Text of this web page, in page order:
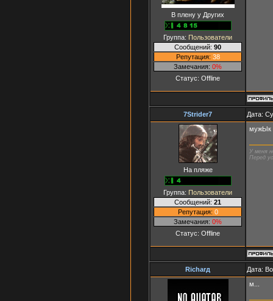
В плену у Других
Группа: Пользователи
Сообщений: 90
Репутация: 38
Замечания: 0%
Статус: Offline
7Strider7 Дата:
На пляже
Группа: Пользователи
Сообщений: 21
Репутация: 0
Замечания: 0%
Статус: Offline
мужЫк
У меня
Перед
Richarд Дата:
м...